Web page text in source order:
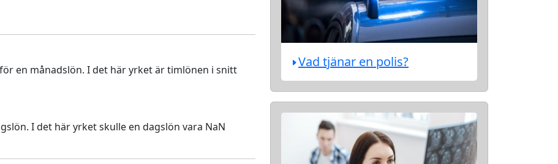
en månadslön. I det här yrket är timlönen i snitt
I det här yrket skulle en dagslön vara NaN
Vad tjänar en polis?